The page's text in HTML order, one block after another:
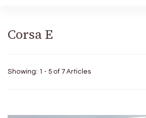
Corsa E
Showing: 1 - 5 of 7 Articles